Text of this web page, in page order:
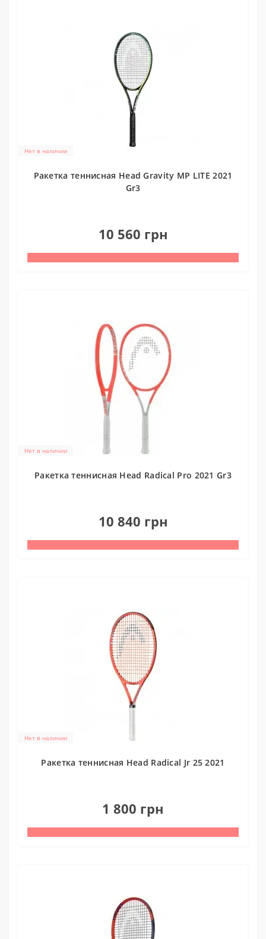
Нет в наличии
Ракетка теннисная Head Gravity MP LITE 2021
Gr3
10 560 грн
Нет в наличии
Ракетка теннисная Head Radical Pro 2021 Gr3
10 840 грн
Нет в наличии
Ракетка теннисная Head Radical Jr 25 2021
1 800 грн